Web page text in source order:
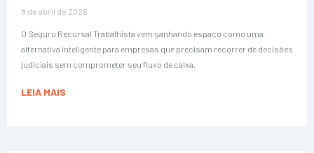
8 de abril de 2026
O Seguro Recursal Trabalhista vem ganhando espaço como uma
alternativa inteligente para empresas que precisam recorrer de decisões
judiciais sem comprometer seu fluxo de caixa.
LEIA MAIS